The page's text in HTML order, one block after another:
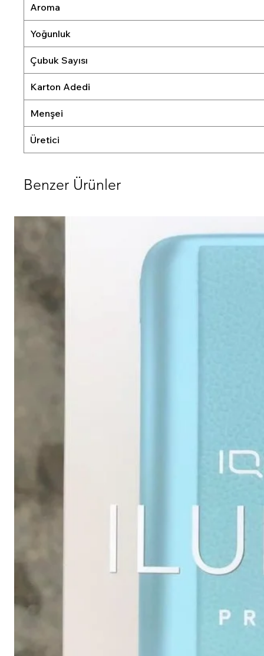
Aroma
Yoğunluk
Çubuk Sayısı
Karton Adedi
Menşei
Üretici
Benzer Ürünler